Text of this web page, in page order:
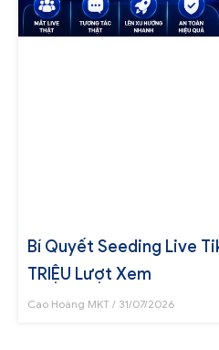
Bí Quyết Seeding Live
TRIỆU Lượt Xem
Cao Hoàng MKT 31/07/2026